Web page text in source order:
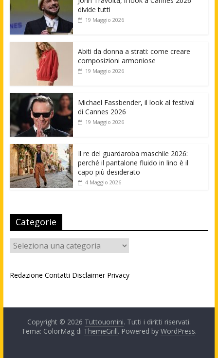
divide tutti
19 Maggio 2026
Abiti da donna a strati: come creare
composizioni armoniose
19 Maggio 2026
Michael Fassbender, il look al festival
di Cannes 2026
19 Maggio 2026
Il re del guardaroba maschile 2026:
perché il pantalone fluido in lino è il
capo più desiderato
4 Maggio 2026
Categorie
Categorie
Redazione Contatti Disclaimer Privacy
Copyright © 2026 Tuttouomini. Tutti i diritti riservati.
Tema: ColorMag di ThemeGrill. Powered by WordPress.